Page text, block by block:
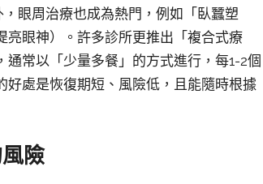
眼周治療也成為熱門，例如「臥蠶塑
亮眼神）。許多診所更推出「複合式療
常以「少量多餐」的方式進行，每1-2個
處是恢復期短、風險低，且能隨時根據
險